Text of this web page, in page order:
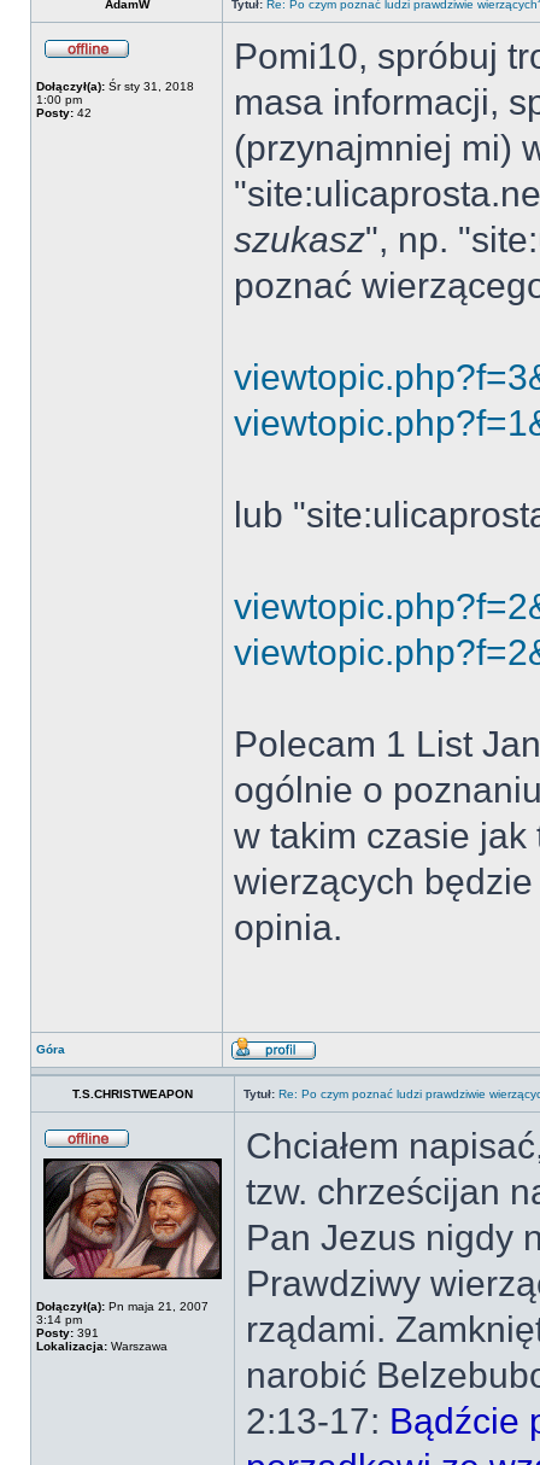
AdamW Tytuł: Re: Po czym poznać ludzi prawdziwie
Dołączył(a): Śr sty 31, 2018
1:00 pm
Posty: 42
Pomi10, spróbuj
masa informacji,
(przynajmniej mi)
szukasz", np.
poznać
lub
Polecam 1 List
ogólnie o
w takim czasie
wierzących
opinia.
Góra
T.S.CHRISTWEAPON Tytuł: Re: Po czym poznać ludzi prawdziwie
Dołączył(a): Pn maja 21, 2007
3:14 pm
Posty: 391
Lokalizacja: Warszawa
Chciałem
tzw. chrześcijan
Pan Jezus nigdy
Prawdziwy
rządami.
narobić
2:13-17: Bądźcie